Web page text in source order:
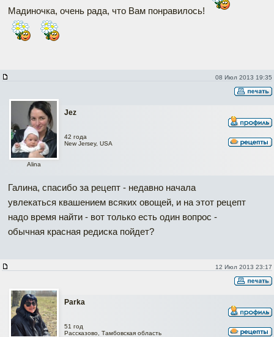
Мадиночка, очень рада, что Вам понравилось!
08 Июл 2013 19:35
Jez
Alina
42 года
New Jersey, USA
Галина, спасибо за рецепт - недавно начала
увлекаться квашением всяких овощей, и на этот рецепт
надо время найти - вот только есть один вопрос -
обычная красная редиска пойдет?
12 Июл 2013 23:17
Parka
51 год
Рассказово, Тамбовская область